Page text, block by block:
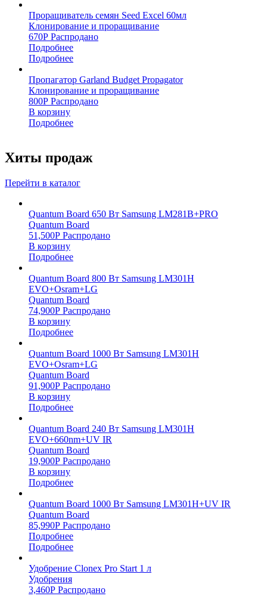
Проращиватель семян Seed Excel 60мл
Клонирование и проращивание
670Р Распродано
Подробнее
Подробнее
Пропагатор Garland Budget Propagator
Клонирование и проращивание
800Р Распродано
В корзину
Подробнее
Хиты продаж
Перейти в каталог
Quantum Board 650 Вт Samsung LM281B+PRO
Quantum Board
51,500Р Распродано
В корзину
Подробнее
Quantum Board 800 Вт Samsung LM301H
EVO+Osram+LG
Quantum Board
74,900Р Распродано
В корзину
Подробнее
Quantum Board 1000 Вт Samsung LM301H
EVO+Osram+LG
Quantum Board
91,900Р Распродано
В корзину
Подробнее
Quantum Board 240 Вт Samsung LM301H
EVO+660nm+UV IR
Quantum Board
19,900Р Распродано
В корзину
Подробнее
Quantum Board 1000 Вт Samsung LM301H+UV IR
Quantum Board
85,990Р Распродано
Подробнее
Подробнее
Удобрение Clonex Pro Start 1 л
Удобрения
3,460Р Распродано